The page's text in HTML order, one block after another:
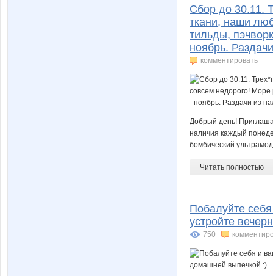
Сбор до 30.11.
ткани, наши
тильды,
ноябрь.
комментировать
Добрый день!
наличия каждый
бомбический
Читать полностью
Побалуйте
устройте
750